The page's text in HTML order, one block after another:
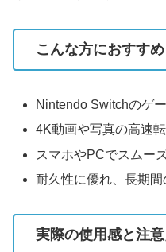
こんな方におすすめ
Nintendo Switchのゲ
4K動画や写真の高速
スマホやPCでスムー
耐久性に優れ、長期
実際の使用感と注